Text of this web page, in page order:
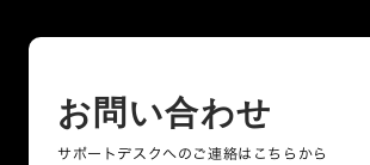
お問い合わせ
サポートデスクへのご連絡はこちらから